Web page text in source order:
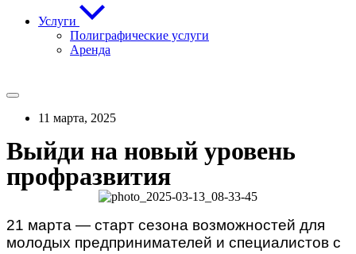
Услуги
Полиграфические услуги
Аренда
11 марта, 2025
Выйди на новый уровень
профразвития
21 марта — старт сезона возможностей для
молодых предпринимателей и специалистов с